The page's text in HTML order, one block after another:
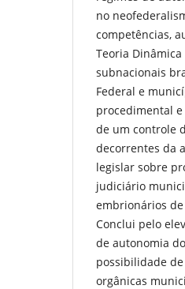
no
competências,
Teoria
subnacionais
Federal e
procedimental
de um controle
decorrentes da
legislar sobre
judiciário
embrionários
Conclui pelo
de autonomia
possibilidade
orgânicas